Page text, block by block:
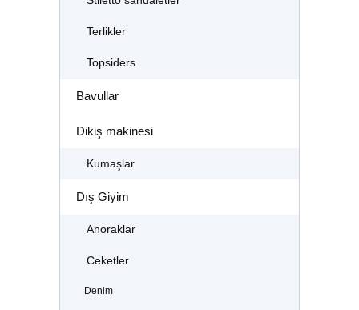
Terlikler
Topsiders
Bavullar
Dikiş makinesi
Kumaşlar
Dış Giyim
Anoraklar
Ceketler
Denim